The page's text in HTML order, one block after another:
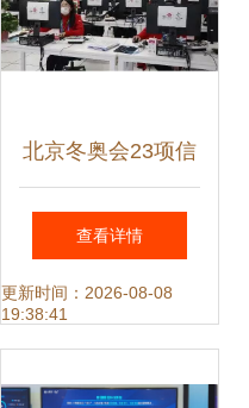
北京冬奥会23项信
息数字技术开创历
史，网络技术服务
查看详情
更新时间：2026-08-08
19:38:41